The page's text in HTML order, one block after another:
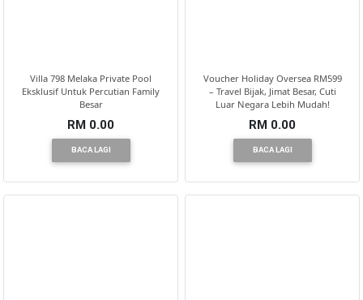
Villa 798 Melaka Private Pool
Eksklusif Untuk Percutian Family
Besar
RM 0.00
BACA LAGI
Voucher Holiday Oversea RM599
– Travel Bijak, Jimat Besar, Cuti
Luar Negara Lebih Mudah!
RM 0.00
BACA LAGI